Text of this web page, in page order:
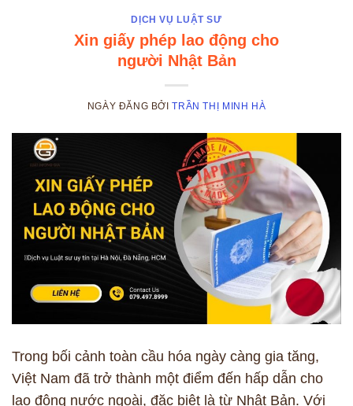
DỊCH VỤ LUẬT SƯ
Xin giấy phép lao động cho
người Nhật Bản
NGÀY ĐĂNG BỞITRẦN THỊ MINH HÀ
Trong bối cảnh toàn cầu hóa ngày càng gia tăng,
Việt Nam đã trở thành một điểm đến hấp dẫn cho
lao động nước ngoài, đặc biệt là từ Nhật Bản. Với